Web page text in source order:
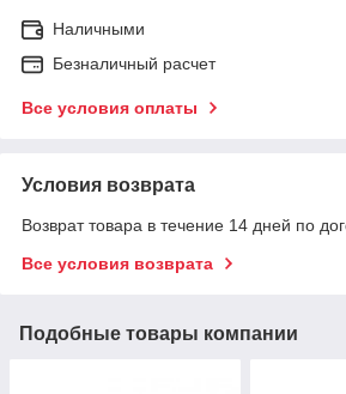
Наличными
Безналичный расчет
Все условия оплаты
Условия возврата
Возврат товара в течение 14 дней по
Все условия возврата
Подобные товары компании